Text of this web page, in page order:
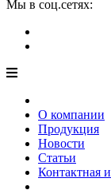
Мы в соц.сетях:
О компании
Продукция
Новости
Статьи
Контактная